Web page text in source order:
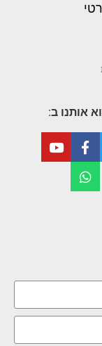
אותנו ב: